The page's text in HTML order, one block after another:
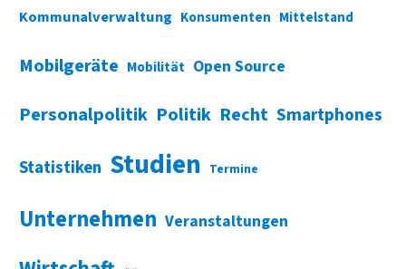
Kommunalverwaltung Konsumenten Mittelstand
Mobilgeräte Mobilität Open Source
Personalpolitik Politik Recht Smartphones
Statistiken Studien Termine
Unternehmen Veranstaltungen